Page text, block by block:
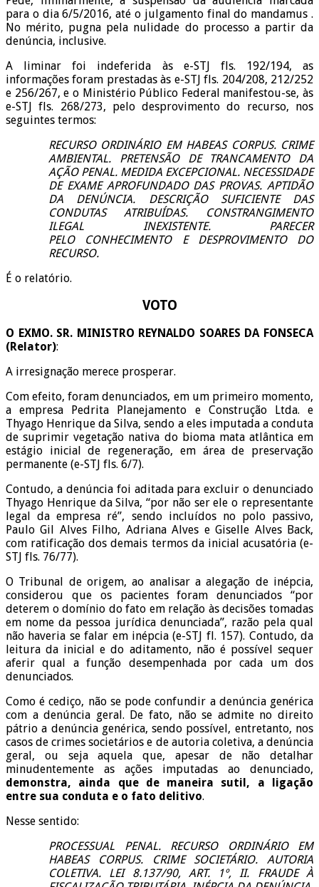
para o dia 6/5/2016, até o julgamento final do mandamus .
No mérito, pugna pela nulidade do processo a partir da
denúncia, inclusive.
A liminar foi indeferida às e-STJ fls. 192/194, as
informações foram prestadas às e-STJ fls. 204/208, 212/252
e 256/267, e o Ministério Público Federal manifestou-se, às
e-STJ fls. 268/273, pelo desprovimento do recurso, nos
seguintes termos:
RECURSO ORDINÁRIO EM HABEAS CORPUS. CRIME
AMBIENTAL. PRETENSÃO DE TRANCAMENTO DA
AÇÃO PENAL. MEDIDA EXCEPCIONAL. NECESSIDADE
DE EXAME APROFUNDADO DAS PROVAS. APTIDÃO
DA DENÚNCIA. DESCRIÇÃO SUFICIENTE DAS
CONDUTAS ATRIBUÍDAS. CONSTRANGIMENTO
ILEGAL INEXISTENTE. PARECER
PELO CONHECIMENTO E DESPROVIMENTO DO
RECURSO.
É o relatório.
VOTO
O EXMO. SR. MINISTRO REYNALDO SOARES DA FONSECA
(Relator):
A irresignação merece prosperar.
Com efeito, foram denunciados, em um primeiro momento,
a empresa Pedrita Planejamento e Construção Ltda. e
Thyago Henrique da Silva, sendo a eles imputada a conduta
de suprimir vegetação nativa do bioma mata atlântica em
estágio inicial de regeneração, em área de preservação
permanente (e-STJ fls. 6/7).
Contudo, a denúncia foi aditada para excluir o denunciado
Thyago Henrique da Silva, “por não ser ele o representante
legal da empresa ré”, sendo incluídos no polo passivo,
Paulo Gil Alves Filho, Adriana Alves e Giselle Alves Back,
com ratificação dos demais termos da inicial acusatória (e-
STJ fls. 76/77).
O Tribunal de origem, ao analisar a alegação de inépcia,
considerou que os pacientes foram denunciados “por
deterem o domínio do fato em relação às decisões tomadas
em nome da pessoa jurídica denunciada”, razão pela qual
não haveria se falar em inépcia (e-STJ fl. 157). Contudo, da
leitura da inicial e do aditamento, não é possível sequer
aferir qual a função desempenhada por cada um dos
denunciados.
Como é cediço, não se pode confundir a denúncia genérica
com a denúncia geral. De fato, não se admite no direito
pátrio a denúncia genérica, sendo possível, entretanto, nos
casos de crimes societários e de autoria coletiva, a denúncia
geral, ou seja aquela que, apesar de não detalhar
minudentemente as ações imputadas ao denunciado,
demonstra, ainda que de maneira sutil, a ligação
entre sua conduta e o fato delitivo.
Nesse sentido:
PROCESSUAL PENAL. RECURSO ORDINÁRIO EM
HABEAS CORPUS. CRIME SOCIETÁRIO. AUTORIA
COLETIVA. LEI 8.137/90, ART. 1º, II. FRAUDE À